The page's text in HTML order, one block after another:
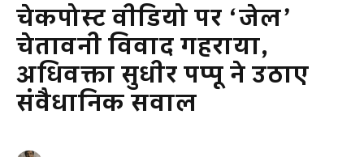
चेकपोस्ट वीडियो पर ‘जेल’
चेतावनी विवाद गहराया,
अधिवक्ता सुधीर पप्पू ने उठाए
संवैधानिक सवाल